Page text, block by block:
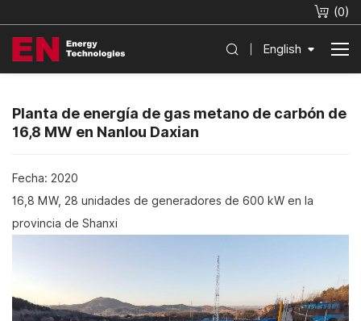
(0)
English
Planta de energía de gas metano de carbón de
16,8 MW en Nanlou Daxian
Fecha: 2020
16,8 MW, 28 unidades de generadores de 600 kW en la
provincia de Shanxi